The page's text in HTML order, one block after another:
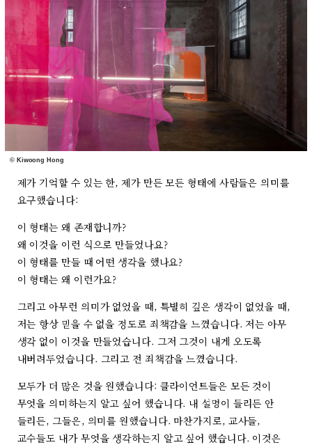
© Kiwoong Hong
제가 기억할 수 있는 한, 제가 만든 모든 형태에 사람들은 의미를
요구했습니다:
이 형태는 왜 존재합니까?
왜 이것을 이런 식으로 만들었나요?
이 형태를 만들 때 어떤 생각을 했나요?
이 형태는 왜 이런가요?
그리고 아무런 의미가 없었을 때, 특별히 깊은 생각이 없었을 때,
저는 항상 믿을 수 없을 정도로 죄책감을 느꼈습니다. 저는 아무
생각 없이 이것을 만들었습니다. 그저 그것이 내게 오도록
내버려두었습니다. 그리고 전 죄책감을 느꼈습니다.
모두가 더 많은 것을 원했습니다: 클라이언트들은 모든 것이
무엇을 의미하는지 알고 싶어 했습니다. 내 설명이 들리든 안
들리든, 그들은, 의미를 원했습니다. 마찬가지로, 교사들,
교수들도 내가 무엇을 생각하는지 알고 싶어 했습니다. 이것은